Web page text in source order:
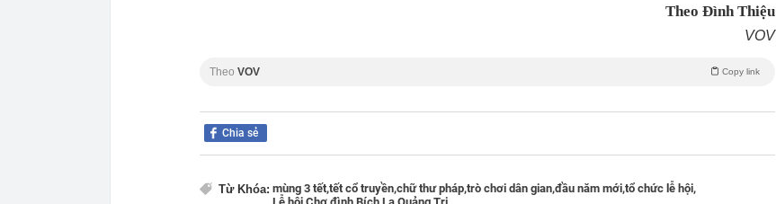
Theo Đình Thiệu
VOV
Theo VOV Copy link
Chia sẻ
Từ Khóa: mùng 3 tết,tết cổ truyền,chữ thư pháp,trò chơi dân gian,đầu năm mới,tổ chức lễ hội,